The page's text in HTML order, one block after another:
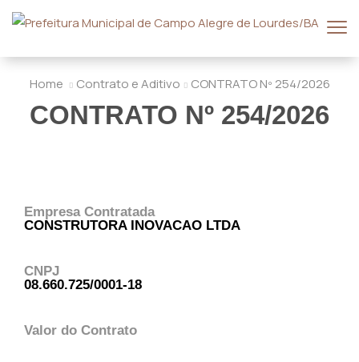
Home Contrato e Aditivo CONTRATO Nº 254/2026
CONTRATO Nº 254/2026
Empresa Contratada
CONSTRUTORA INOVACAO LTDA
CNPJ
08.660.725/0001-18
Valor do Contrato